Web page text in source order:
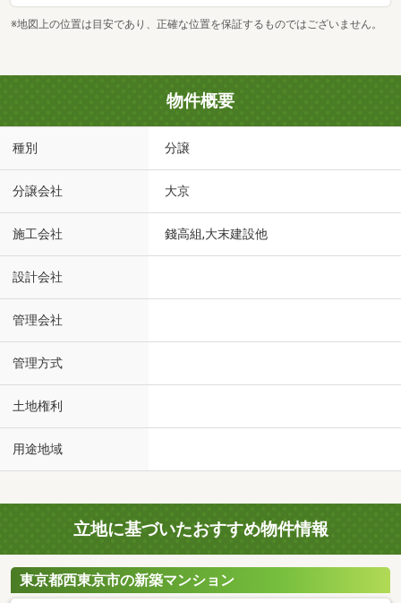
※地図上の位置は目安であり、正確な位置を保証するものではございません。
物件概要
種別 分譲
分譲会社 大京
施工会社 錢高組,大末建設他
設計会社
管理会社
管理方式
土地権利
用途地域
立地に基づいたおすすめ物件情報
東京都西東京市の新築マンション